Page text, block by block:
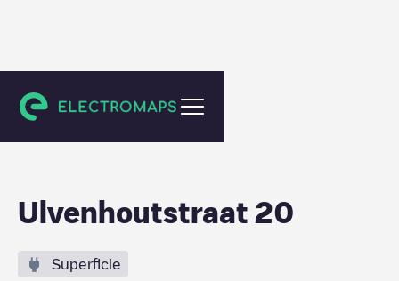
Arnhem
Ulvenhoutstraat 20
Superficie